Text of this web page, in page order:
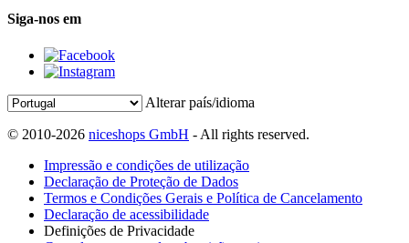
Siga-nos em
Alterar país/idioma
© 2010-2026 niceshops GmbH - All rights reserved.
Impressão e condições de utilização
Declaração de Proteção de Dados
Termos e Condições Gerais e Política de Cancelamento
Declaração de acessibilidade
Definições de Privacidade